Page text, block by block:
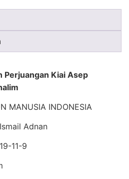
Perjuangan Kiai Asep
MANUSIA INDONESIA
Adnan
11-9